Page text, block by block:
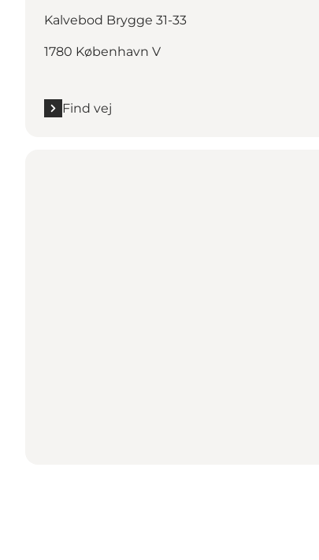
Kalvebod Brygge 31-33
1780 København V
Find vej